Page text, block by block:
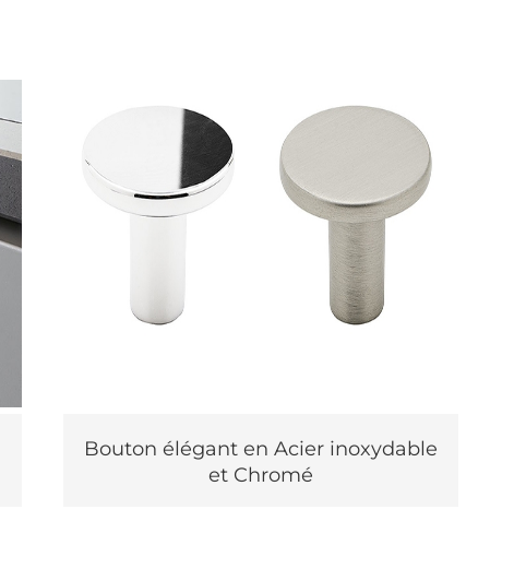
Bouton élégant en Acier inoxydable
et Chromé